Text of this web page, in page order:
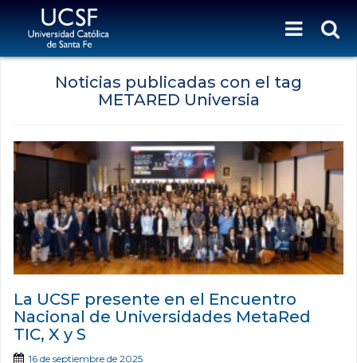
Noticias publicadas con el tag
METARED Universia
La UCSF presente en el Encuentro
Nacional de Universidades MetaRed
TIC, X y S
16 de septiembre de 2025